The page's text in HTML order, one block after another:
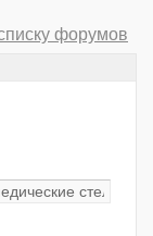
форумов